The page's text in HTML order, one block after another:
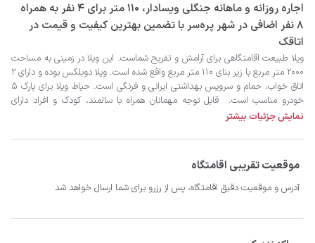
‫‫اجاره روزانه و ماهانه جنگلی ویسادار، 110 متر برای 4 نفر به همراه
8 نفر اضافی در شهر پره‌سر با تضمین بهترین کیفیت و قیمت در
اتاقک
نمایش جزئیات بیشتر
موقعیت تقریبی اقامتگاه
آدرس و موقعیت دقیق اقامتگاه، پس از رزرو برای شما ارسال خواهد شد